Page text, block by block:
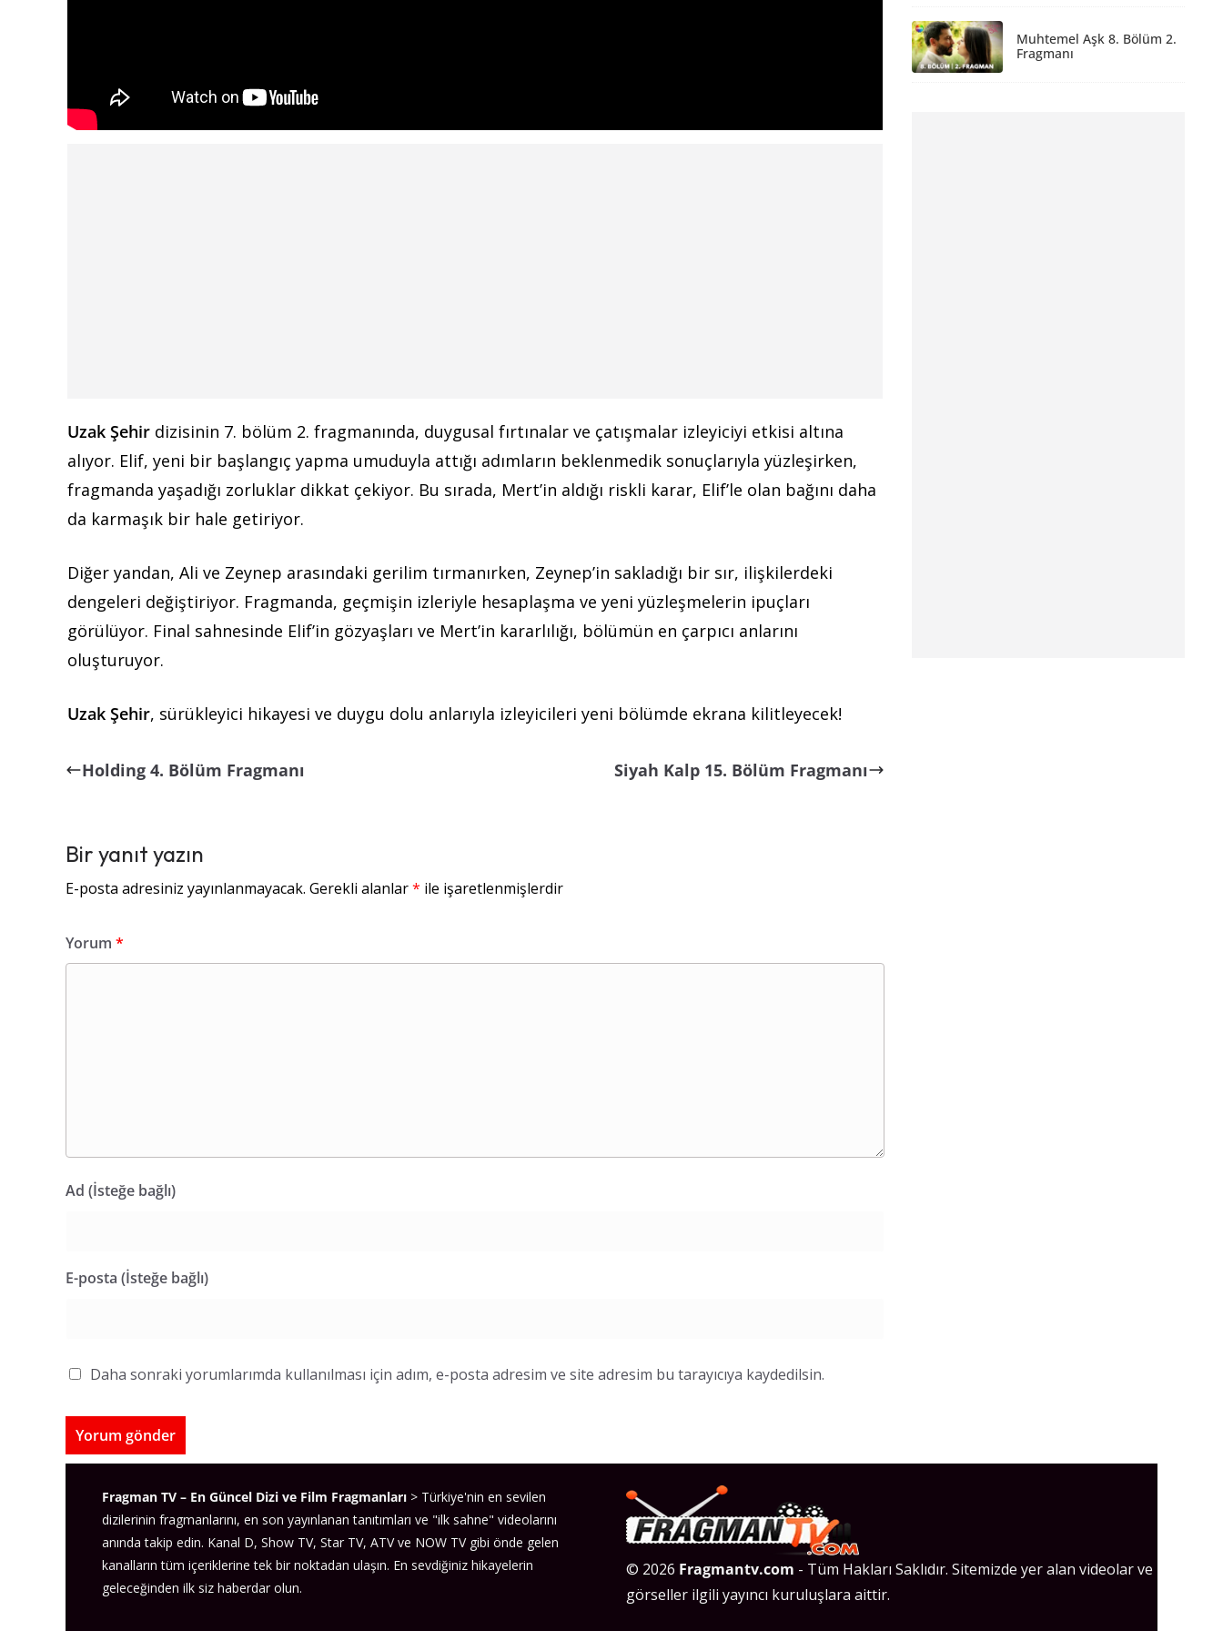
Uzak Şehir dizisinin 7. bölüm 2. fragmanında, duygusal fırtınalar ve çatışmalar izleyiciyi etkisi altına
alıyor. Elif, yeni bir başlangıç yapma umuduyla attığı adımların beklenmedik sonuçlarıyla yüzleşirken,
fragmanda yaşadığı zorluklar dikkat çekiyor. Bu sırada, Mert’in aldığı riskli karar, Elif’le olan bağını daha
da karmaşık bir hale getiriyor.
Diğer yandan, Ali ve Zeynep arasındaki gerilim tırmanırken, Zeynep’in sakladığı bir sır, ilişkilerdeki
dengeleri değiştiriyor. Fragmanda, geçmişin izleriyle hesaplaşma ve yeni yüzleşmelerin ipuçları
görülüyor. Final sahnesinde Elif’in gözyaşları ve Mert’in kararlılığı, bölümün en çarpıcı anlarını
oluşturuyor.
Uzak Şehir, sürükleyici hikayesi ve duygu dolu anlarıyla izleyicileri yeni bölümde ekrana kilitleyecek!
Holding 4. Bölüm Fragmanı Siyah Kalp 15. Bölüm Fragmanı
Bir yanıt yazın
E-posta adresiniz yayınlanmayacak. Gerekli alanlar* ile işaretlenmişlerdir
Yorum *
Ad (İsteğe bağlı)
E-posta (İsteğe bağlı)
Daha sonraki yorumlarımda kullanılması için adım, e-posta adresim ve site adresim bu tarayıcıya kaydedilsin.
Muhtemel Aşk 8. Bölüm 2.
Fragmanı
Fragman TV – En Güncel Dizi ve Film Fragmanları > Türkiye'nin en sevilen
dizilerinin fragmanlarını, en son yayınlanan tanıtımları ve "ilk sahne" videolarını
anında takip edin. Kanal D, Show TV, Star TV, ATV ve NOW TV gibi önde gelen
kanalların tüm içeriklerine tek bir noktadan ulaşın. En sevdiğiniz hikayelerin
geleceğinden ilk siz haberdar olun.
© 2026 Fragmantv.com - Tüm Hakları Saklıdır. Sitemizde yer alan videolar ve
görseller ilgili yayıncı kuruluşlara aittir.